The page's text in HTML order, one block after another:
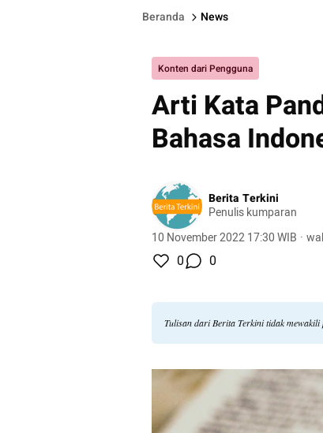
Beranda News
Konten dari Pengguna
Arti Kata
Bahasa
Berita Terkini
Penulis kumparan
10 November 2022 17:30 WIB ·
0 0
Tulisan dari Berita Terkini tidak